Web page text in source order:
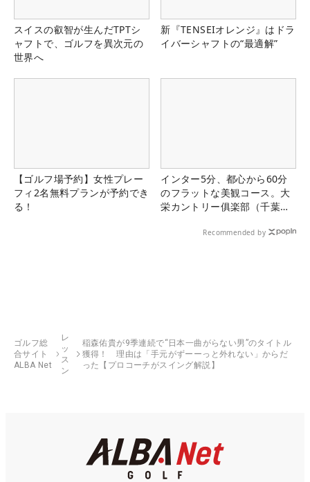
スイスの叡智が生んだTPTシ
ャフトで、ゴルフを異次元の
世界へ
新『TENSEIオレンジ』はドラ
イバーシャフトの“最適解”
【ゴルフ場予約】女性プレー
フィ2名無料プランが予約でき
る！
インター5分、都心から60分
のフラットな美観コース。大
栄カントリー俱楽部（千葉
Recommended by
ゴルフ総
合サイト
ALBA Net
レ
ッ
ス
ン
稲森佑貴が9季連続で“日本一曲がらない男”のタイトル
獲得！ 理由は「手元がずーーっと外れない」からだ
った【プロコーチがスイング解説】